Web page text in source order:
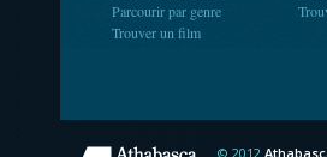
Parcourir par genre
Trouver un film
© 2012